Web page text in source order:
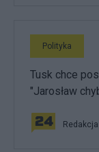
Polityka
Tusk chce
"Jarosław
Redakcja